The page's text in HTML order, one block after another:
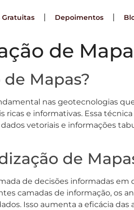
Gratuitas Depoimentos
de
Mapas?
nas geotecnologias
ricas e informativas. Essa
vetoriais e informações
de
de decisões informadas
camadas de informação, os
Isso aumenta a eficácia